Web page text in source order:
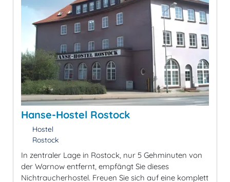
Hanse-Hostel Rostock
Hostel
Rostock
In zentraler Lage in Rostock, nur 5 Gehminuten von
der Warnow entfernt, empfängt Sie dieses
Nichtraucherhostel. Freuen Sie sich auf eine komplett